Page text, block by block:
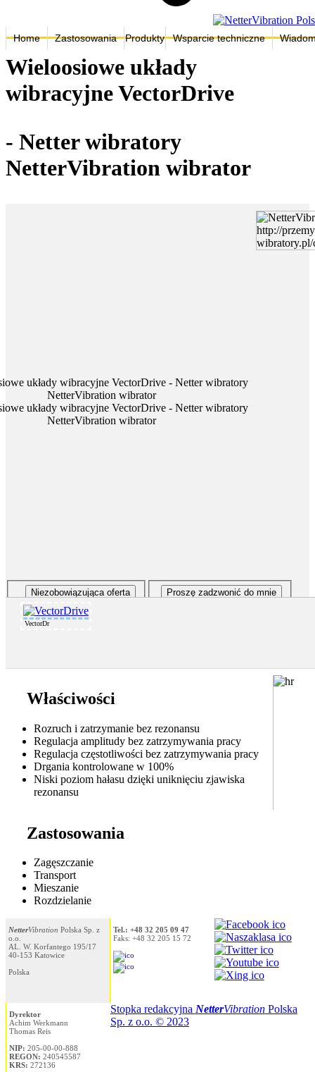
Home Zastosowania Produkty Wsparcie techniczne
Wieloosiowe układy
wibracyjne VectorDrive
- Netter wibratory
NetterVibration wibrator
VectorDr
Właściwości
Rozruch i zatrzymanie bez rezonansu
Regulacja amplitudy bez zatrzymywania pracy
Regulacja częstotliwości bez zatrzymywania pracy
Drgania kontrolowane w 100%
Niski poziom hałasu dzięki uniknięciu zjawiska
rezonansu
Zastosowania
Zagęszczanie
Transport
Mieszanie
Rozdzielanie
NetterVibration Polska Sp. z
o.o.
AL. W. Korfantego 195/17
40-153 Katowice
Polska
Tel.: +48 32 205 09 47
Faks: +48 32 205 15 72
Dyrektor
Achim Werkmann
Thomas Reis
NIP: 205-00-00-888
REGON: 240545587
KRS: 272136
Stopka redakcyjna NetterVibrationPolska
Sp. z o.o. © 2023